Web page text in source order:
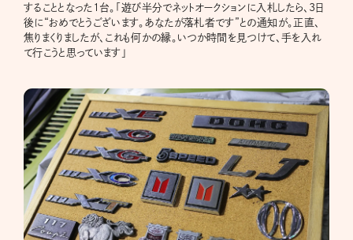
することとなった1台。「遊び半分でネットオークションに入札したら、3日
後に“おめでとうございます。あなたが落札者です”との通知が。正直、
焦りまくりましたが、これも何かの縁。いつか時間を見つけて、手を入れ
て行こうと思っています」